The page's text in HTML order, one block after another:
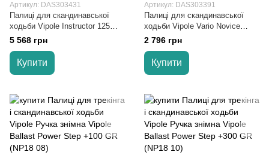
Артикул: DAS303431
Палиці для скандинавської
ходьби Vipole Instructor 125
(S25 23)
5 568 грн
Купити
Артикул: DAS303391
Палиці для скандинавської
ходьби Vipole Vario Novice
Blue/Violet (S20 34)
2 796 грн
Купити